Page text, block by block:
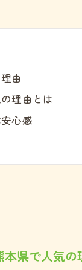
由
理由とは
心感
違い
特徴
える方法
康状態が安心
本県で人気